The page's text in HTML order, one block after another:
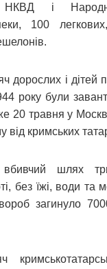
НКВД і
100
дорослих і дітей
року були
20 травня у
від кримських
шлях
без їжі, води та
загинуло